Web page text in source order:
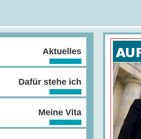
Aktuelles
Dafür stehe ich
Meine Vita